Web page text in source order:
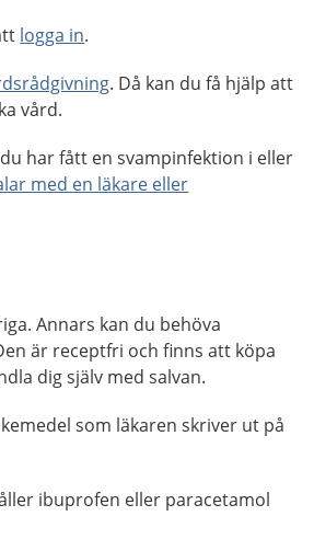
logga in.
. Då kan du få hjälp att
vård.
har fått en svampinfektion i eller
med en läkare eller
Annars kan du behöva
är receptfri och finns att köpa
dig själv med salvan.
som läkaren skriver ut på
ibuprofen eller paracetamol